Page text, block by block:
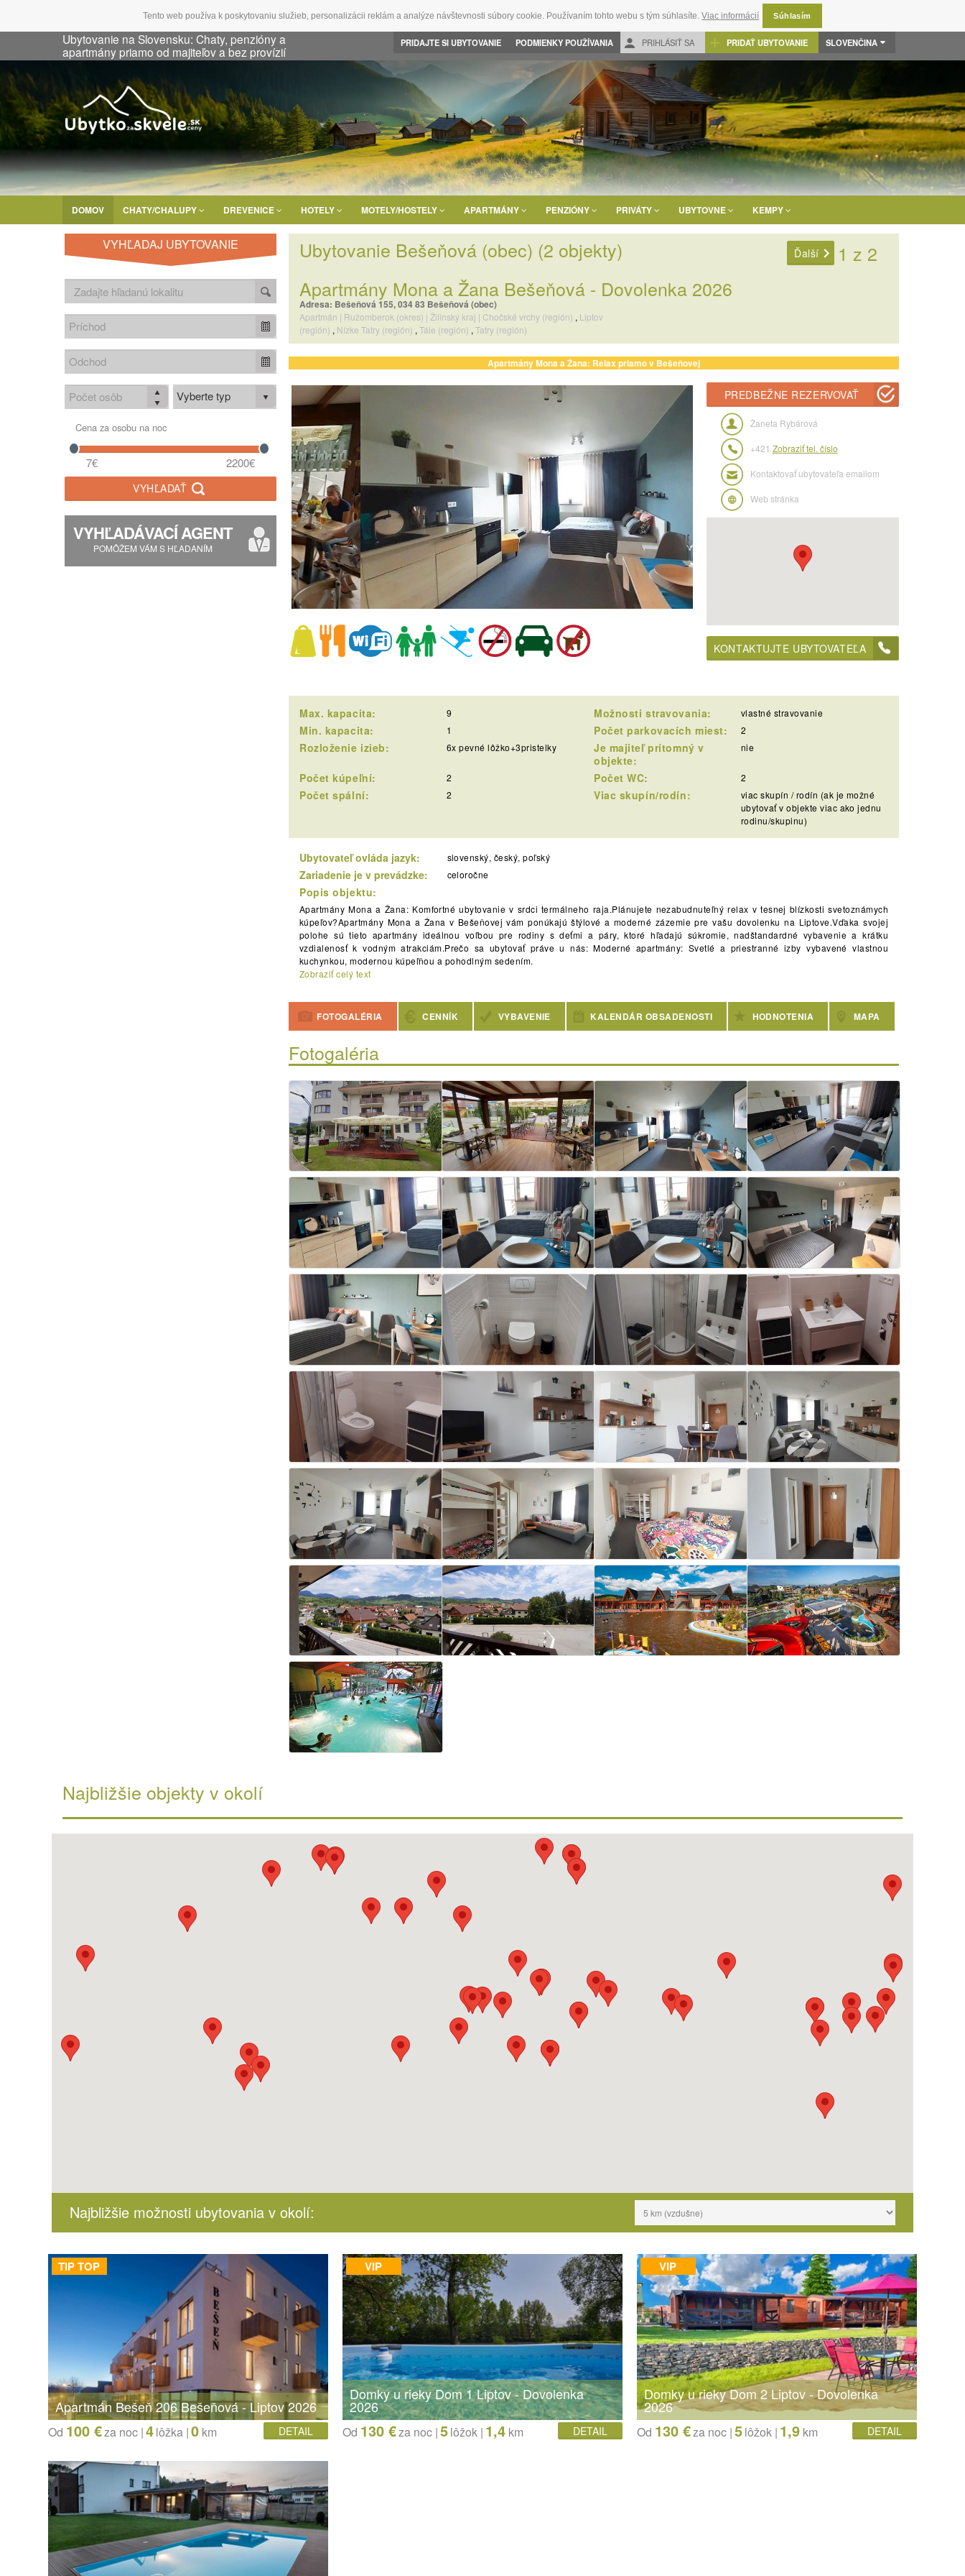
Tento web používa k poskytovaniu služieb, personalizácii reklám a analýze návštevnosti súbory cookie. Používaním tohto webu s tým súhlasíte.Viac informácií Súhlasím
Ubytovanie na Slovensku: Chaty, penzióny a
apartmány priamo od majiteľov a bez provízií
PRIDAJTE SI UBYTOVANIE PODMIENKY POUŽÍVANIA PRIHLÁSIŤ SA PRIDAŤ UBYTOVANIE SLOVENČINA
DOMOV CHATY/CHALUPY DREVENICE HOTELY MOTELY/HOSTELY APARTMÁNY PENZIÓNY PRIVÁTY UBYTOVNE KEMPY
VYHĽADAJ UBYTOVANIE
Vyberte typ
Cena za osobu na noc
7€ 2200€
VYHĽADAŤ
VYHĽADÁVACÍ AGENT
POMÔŽEM VÁM S HĽADANÍM
Ubytovanie Bešeňová (obec) (2 objekty) 1 z 2
Ďalší
Apartmány Mona a Žana Bešeňová - Dovolenka 2026
Adresa: Bešeňová 155, 034 83 Bešeňová (obec)
Apartmán | Ružomberok (okres) | Žilinský kraj | Chočské vrchy (región) , Liptov
(región) , Nízke Tatry (región) , Tále (región) , Tatry (región)
Apartmány Mona a Žana: Relax priamo v Bešeňovej
PREDBEŽNE REZERVOVAŤ
Žaneta Rybárová
+421 Zobraziť tel. číslo
Kontaktovať ubytovateľa emailom
Web stránka
KONTAKTUJTE UBYTOVATEĽA
Max. kapacita: 9 Možnosti stravovania: vlastné stravovanie
Min. kapacita: 1 Počet parkovacích miest: 2
Rozloženie izieb: 6x pevné lôžko+3pristelky
Je majiteľ prítomný v
objekte:
nie
Počet kúpeľní: 2 Počet WC: 2
Počet spální: 2 Viac skupín/rodín:
viac skupín / rodín (ak je možné
ubytovať v objekte viac ako jednu
rodinu/skupinu)
Ubytovateľ ovláda jazyk: slovenský, český, poľský
Zariadenie je v prevádzke: celoročne
Popis objektu:
Apartmány Mona a Žana: Komfortné ubytovanie v srdci termálneho raja.Plánujete nezabudnuteľný relax v tesnej blízkosti svetoznámych
kúpeľov?Apartmány Mona a Žana v Bešeňovej vám ponúkajú štýlové a moderné zázemie pre vašu dovolenku na Liptove.Vďaka svojej
polohe sú tieto apartmány ideálnou voľbou pre rodiny s deťmi a páry, ktoré hľadajú súkromie, nadštandardné vybavenie a krátku
vzdialenosť k vodným atrakciám.Prečo sa ubytovať práve u nás: Moderné apartmány: Svetlé a priestranné izby vybavené vlastnou
kuchynkou, modernou kúpeľňou a pohodlným sedením.
Zobraziť celý text
FOTOGALÉRIA CENNÍK VYBAVENIE KALENDÁR OBSADENOSTI HODNOTENIA MAPA
Fotogaléria
Najbližšie objekty v okolí
Najbližšie možnosti ubytovania v okolí:
TIP TOP
Apartmán Bešeň 206 Bešeňová - Liptov 2026
Od 100 €za noc |4lôžka |0 km DETAIL
VIP
Domky u rieky Dom 1 Liptov - Dovolenka
2026
Od 130 €za noc |5lôžok | 1,4 km DETAIL
VIP
Domky u rieky Dom 2 Liptov - Dovolenka
2026
Od 130 €za noc |5lôžok | 1,9 km DETAIL